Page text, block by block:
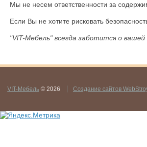
Мы не несем ответственности за
Если Вы не хотите рисковать
"VIT-Мебель" всегда заботится о вашей
VIT-Мебель © 2026 Создание сайтов